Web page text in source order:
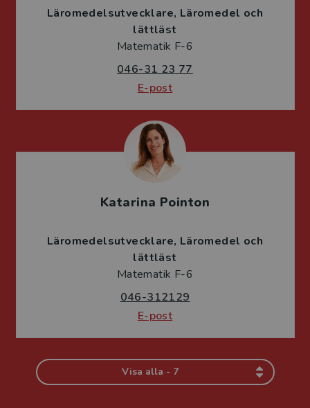
Läromedelsutvecklare Läromedel och
lättläst
Matematik F-6
046-31 23 77
E-post
Katarina Pointon
Läromedelsutvecklare Läromedel och
lättläst
Matematik F-6
046-312129
E-post
Visa alla - 7